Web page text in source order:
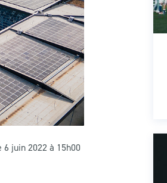
6 juin 2022 à 15h00